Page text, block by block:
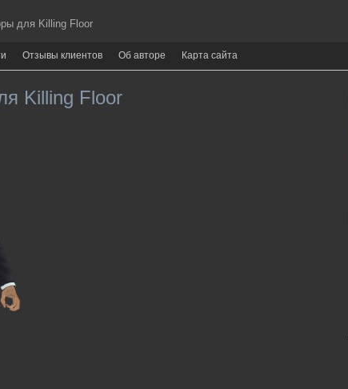
для Killing Floor
Отзывы клиентов Об авторе Карта сайта
Killing Floor